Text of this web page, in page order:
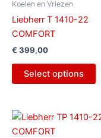
Koelen en Vriezen
Liebherr T 1410-22
COMFORT
€ 399,00
Select options